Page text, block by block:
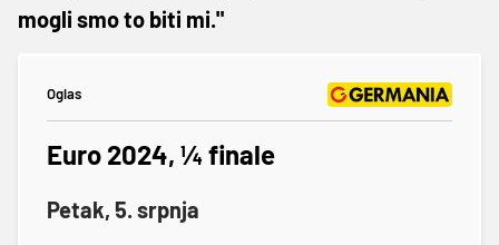
mogli smo to biti mi."
Oglas
Euro 2024, ¼ finale
Petak, 5. srpnja